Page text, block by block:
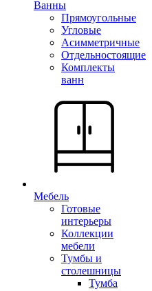
Ванны
Прямоугольные
Угловые
Асимметричные
Отдельностоящие
Комплекты
ванн
Мебель
Готовые
интерьеры
Коллекции
мебели
Тумбы и
столешницы
Тумба